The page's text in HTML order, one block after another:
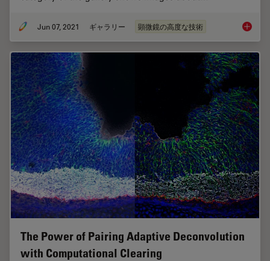
Jun 07, 2021 ギャラリー 顕微鏡の高度な技術
The Power of Pairing Adaptive Deconvolution
with Computational Clearing